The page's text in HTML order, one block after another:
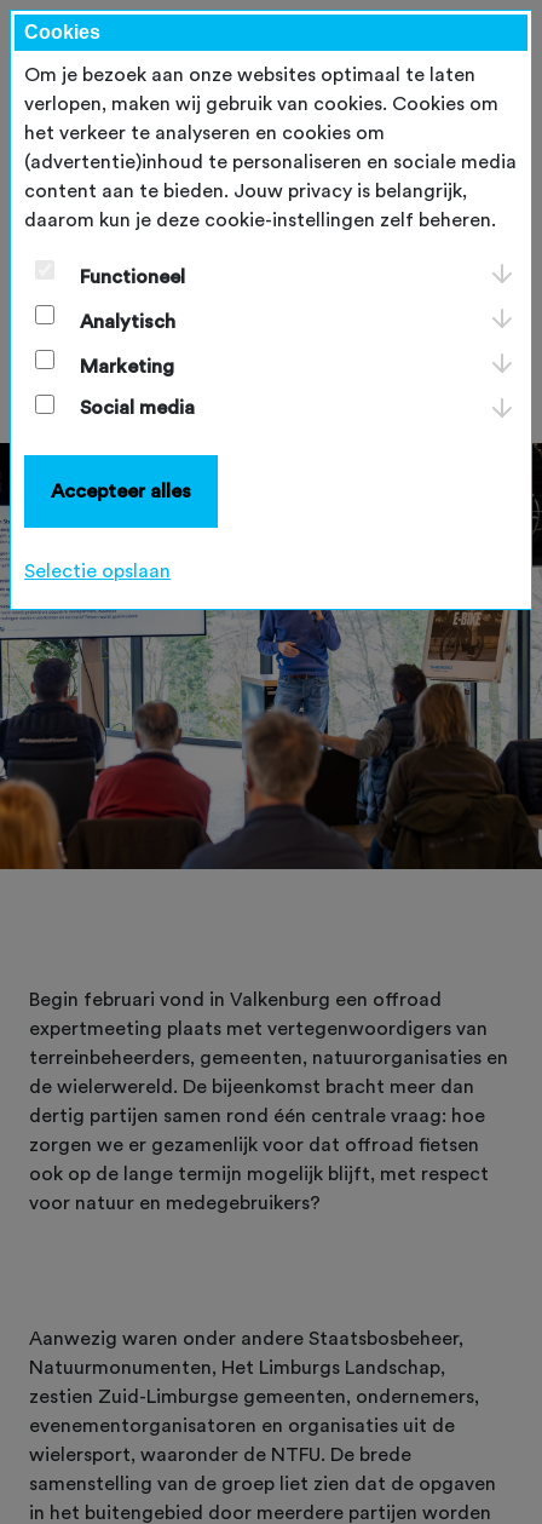
Expertmeeting in Limburg:
samenwerking rond offroad
fietsen centraal
maandag 9 februari 2026
Begin februari vond in Valkenburg een offroad
expertmeeting plaats met vertegenwoordigers van
terreinbeheerders, gemeenten, natuurorganisaties en
de wielerwereld. De bijeenkomst bracht meer dan
dertig partijen samen rond één centrale vraag: hoe
zorgen we er gezamenlijk voor dat offroad fietsen
ook op de lange termijn mogelijk blijft, met respect
voor natuur en medegebruikers?
Aanwezig waren onder andere Staatsbosbeheer,
Natuurmonumenten, Het Limburgs Landschap,
zestien Zuid-Limburgse gemeenten, ondernemers,
evenementorganisatoren en organisaties uit de
wielersport, waaronder de NTFU. De brede
samenstelling van de groep liet zien dat de opgaven
in het buitengebied door meerdere partijen worden
Cookies
Om je bezoek aan onze websites optimaal te laten
verlopen, maken wij gebruik van cookies. Cookies om
het verkeer te analyseren en cookies om
(advertentie)inhoud te personaliseren en sociale media
content aan te bieden. Jouw privacy is belangrijk,
daarom kun je deze cookie-instellingen zelf beheren.
Functioneel
Analytisch
Marketing
Social media
Accepteer alles
Selectie opslaan